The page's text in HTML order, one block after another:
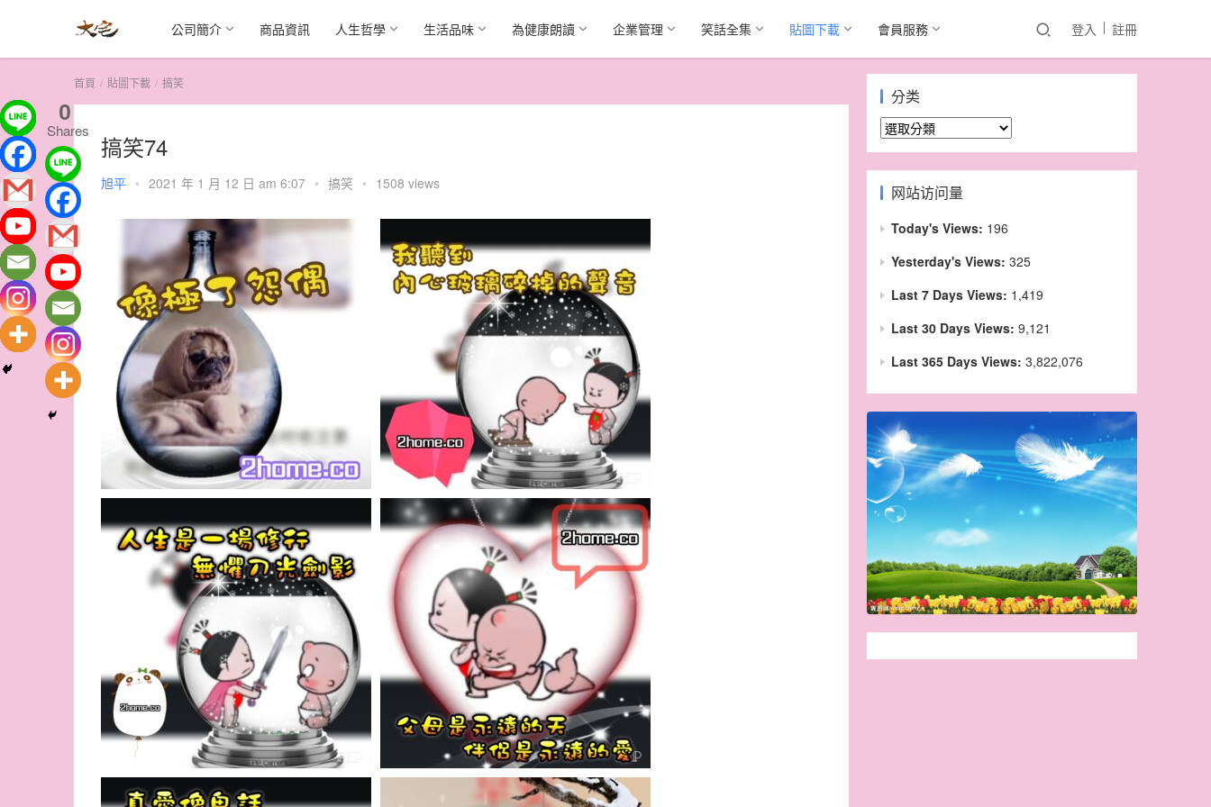
公司簡介 商品資訊 人生哲學 生活品味 為健康朗讀 企業管理 笑話全集 貼圖下載 會員服務 登入 註冊
首頁 貼圖下載 搞笑
搞笑74
旭平 • 2021 年 1 月 12 日 am 6:07 • 搞笑 • 1508 views
分类
分
类
网站访问量
Today's Views: 196
Yesterday's Views: 325
Last 7 Days Views: 1,419
Last 30 Days Views: 9,121
Last 365 Days Views: 3,822,076
0
Shares